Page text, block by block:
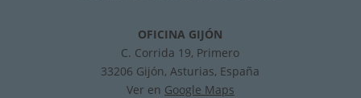
OFICINA GIJÓN
C. Corrida 19, Primero
33206 Gijón, Asturias, España
Ver en Google Maps